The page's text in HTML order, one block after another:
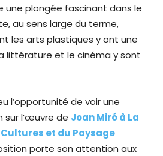
une plongée fascinant dans le
au sens large du terme,
les arts plastiques y ont une
littérature et le cinéma y sont
l’opportunité de voir une
sur l’œuvre de Joan Miró à La
et du Paysage
porte son attention aux